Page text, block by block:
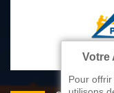
Votre
Pour